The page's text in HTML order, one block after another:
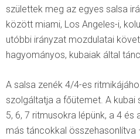
születtek meg az egyes salsa
között miami, Los Angeles-i,
utóbbi irányzat mozdulatai
hagyományos, kubaiak által
A salsa zenék 4/4-es
szolgáltatja a főütemet. A kubai
5, 6, 7 ritmusokra lépünk, a 4 és
más táncokkal összehasonlítva